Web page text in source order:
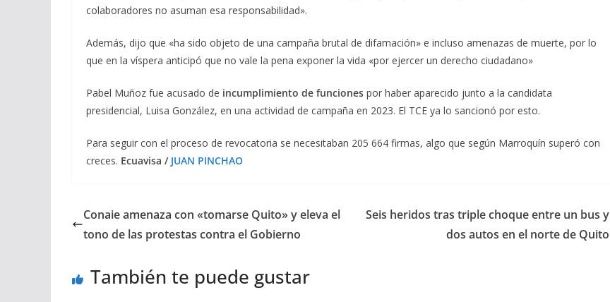
colaboradores no asuman esa responsabilidad».
Además, dijo que «ha sido objeto de una campaña brutal de difamación» e incluso amenazas de muerte, por lo
que en la víspera anticipó que no vale la pena exponer la vida «por ejercer un derecho ciudadano»
Pabel Muñoz fue acusado de incumplimiento de funciones por haber aparecido junto a la candidata
presidencial, Luisa González, en una actividad de campaña en 2023. El TCE ya lo sancionó por esto.
Para seguir con el proceso de revocatoria se necesitaban 205 664 firmas, algo que según Marroquín superó con
creces. Ecuavisa / JUAN PINCHAO
Conaie amenaza con «tomarse Quito» y eleva el
tono de las protestas contra el Gobierno
Seis heridos tras triple choque entre un bus y
dos autos en el norte de Quito
También te puede gustar